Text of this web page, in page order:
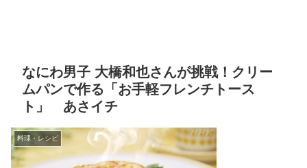
なにわ男子 大橋和也さんが挑戦！クリー
ムパンで作る「お手軽フレンチトース
ト」 あさイチ
料理・レシピ